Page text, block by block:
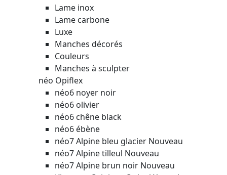
Lame inox
Lame carbone
Luxe
Manches décorés
Couleurs
Manches à sculpter
néo Opiflex
néo6 noyer noir
néo6 olivier
néo6 chêne black
néo6 ébène
néo7 Alpine bleu glacier Nouveau
néo7 Alpine tilleul Nouveau
néo7 Alpine brun noir Nouveau